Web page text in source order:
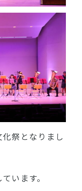
祭となりまし
います。